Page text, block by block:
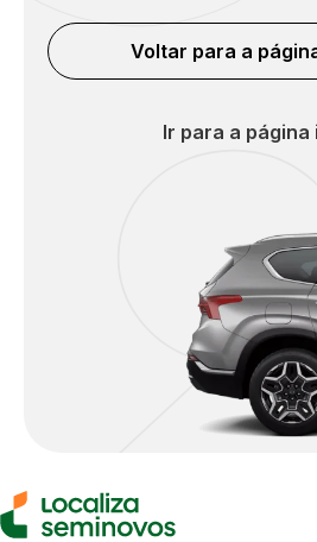
Voltar para a
Ir para a página